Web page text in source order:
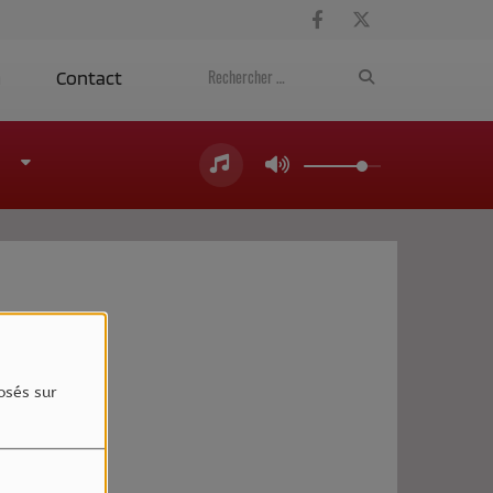
sur
Contact